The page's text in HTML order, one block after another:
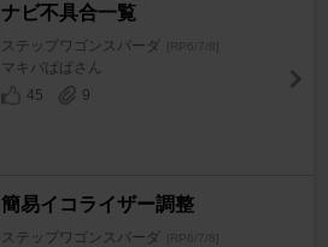
ナビ不具合一覧
ステップワゴンスパーダ [RP6/7/8]
マキバぱぱさん
45
9
簡易イコライザー調整
ステップワゴンスパーダ [RP6/7/8]